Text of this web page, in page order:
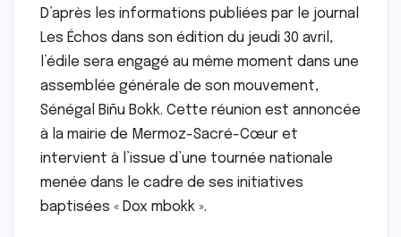
D’après les informations publiées par le journal
Les Échos dans son édition du jeudi 30 avril,
l’édile sera engagé au même moment dans une
assemblée générale de son mouvement,
Sénégal Biñu Bokk. Cette réunion est annoncée
à la mairie de Mermoz-Sacré-Cœur et
intervient à l’issue d’une tournée nationale
menée dans le cadre de ses initiatives
baptisées « Dox mbokk ».